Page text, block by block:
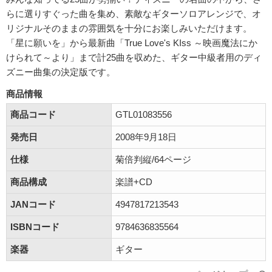
らに選りすぐった曲を集め、素敵なギターソロアレンジで、オ
リジナルそのままの雰囲気を十分にお楽しみいただけます。
「星に願いを」から最新曲「True Love's KIss ～映画魔法にか
けられて～より」まで計25曲を収めた、ギター中級者用のディ
ズニー曲集の決定版です。
商品情報
商品コード
GTL01083556
発売日 2008年9月18日
仕様 菊倍判縦/64ページ
商品構成 楽譜+CD
JANコード 4947817213543
ISBNコード 9784636835564
楽器 ギター